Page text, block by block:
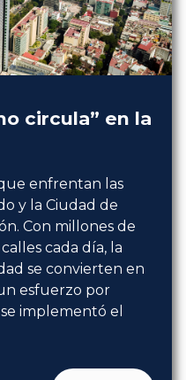
circula” en la
enfrentan las
y la Ciudad de
Con millones de
cada día, la
se convierten en
esfuerzo por
implementó el